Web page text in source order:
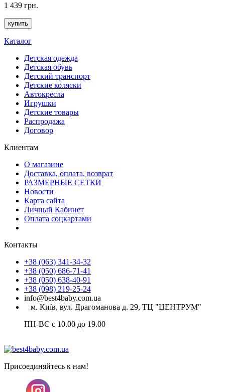
1 439 грн.
купить
Каталог
Детская одежда
Детская обувь
Детский транспорт
Детские коляски
Автокресла
Игрушки
Детские товары
Распродажа
Договор
Клиентам
О магазине
Доставка, оплата, возврат
РАЗМЕРНЫЕ СЕТКИ
Новости
Карта сайта
Личный Кабинет
Оплата соцкартами
Контакты
+38 (063) 341-34-32
+38 (050) 686-71-41
+38 (050) 638-40-91
+38 (098) 219-25-24
info@best4baby.com.ua
м. Київ, вул. Драгоманова д. 29, ТЦ "ЦЕНТРУМ"
ПН-ВС с 10.00 до 19.00
Присоединяйтесь к нам!